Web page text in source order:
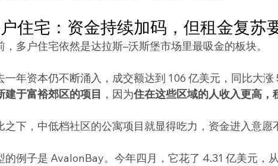
住宅：资金持续加码，但租金复苏
，多户住宅依然是达拉斯–沃斯堡市场里最吸金的板块。
一年资本仍不断涌入，成交额达到 106 亿美元，同比大涨
建于富裕郊区的项目 ，因为住在这些区域的人收入更高，
之下，中低档社区的公寓项目就显得吃力，资金进入意愿
的例子是 AvalonBay。今年四月，它花了 4.31 亿美元，